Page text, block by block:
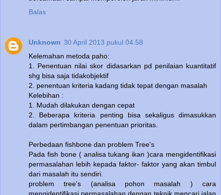
Balas
Unknown 30 April 2013 pukul 04.58
Kelemahan metoda paho:
1. Penentuan nilai skor didasarkan pd penilaian kuantitatif
shg bisa saja tidakobjektif
2. penentuan kriteria kadang tidak tepat dengan masalah
Kelebihan :
1. Mudah dilakukan dengan cepat
2. Beberapa kriteria penting bisa sekaligus dimasukkan
dalam pertimbangan penentuan prioritas.
Perbedaan fishbone dan problem Tree's
Pada fish bone ( analisa tukang ikan )cara mengidentifikasi
permasalahan lebih kepada faktor- faktor yang akan timbul
dari masalah itu sendiri.
problem tree's (analisa pohon masalah ) cara